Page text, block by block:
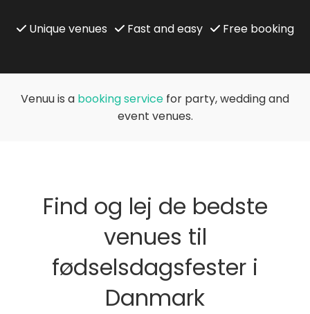
Unique venues Fast and easy Free booking
Venuu is a booking service for party, wedding and
event venues.
Find og lej de bedste
venues til
fødselsdagsfester i
Danmark